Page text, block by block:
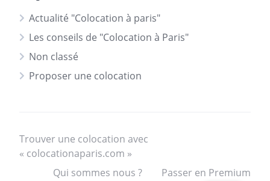
Actualité "Colocation à paris"
Les conseils de "Colocation à Paris"
Non classé
Proposer une colocation
Trouver une colocation avec
« colocationaparis.com »
Qui sommes nous ?
Passer en Premium